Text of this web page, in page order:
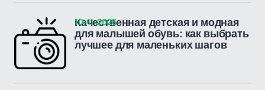
Качественная детская и модная
для малышей обувь: как выбрать
лучшее для маленьких шагов
10-11-2025